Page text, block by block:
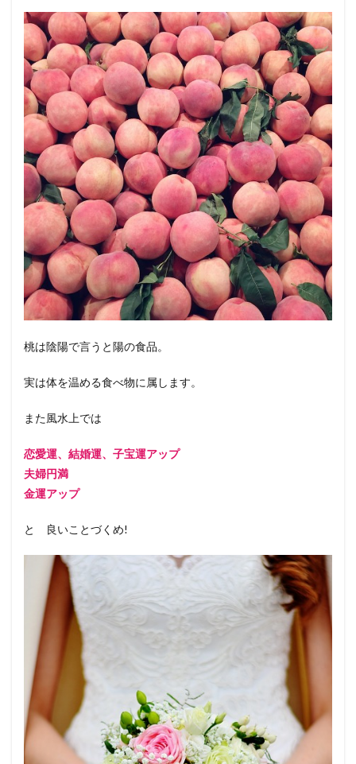
桃は陰陽で言うと陽の食品。
実は体を温める食べ物に属します。
また風水上では
恋愛運、結婚運、子宝運アップ
夫婦円満
金運アップ
と 良いことづくめ!